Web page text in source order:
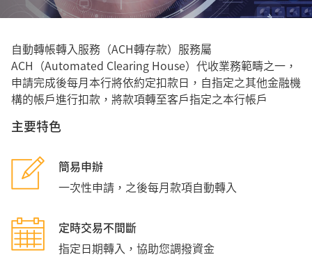
自動轉帳轉入服務（ACH轉存款）服務屬
ACH（Automated Clearing House）代收業務範疇之一，
申請完成後每月本行將依約定扣款日，自指定之其他金融機
構的帳戶進行扣款，將款項轉至客戶指定之本行帳戶
主要特色
簡易申辦
一次性申請，之後每月款項自動轉入
定時交易不間斷
指定日期轉入，協助您調撥資金